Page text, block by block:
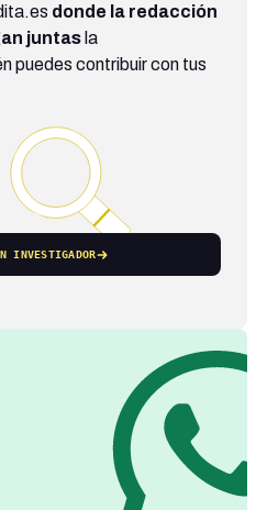
donde la redacción
juntas la
puedes contribuir con tus
INVESTIGADOR